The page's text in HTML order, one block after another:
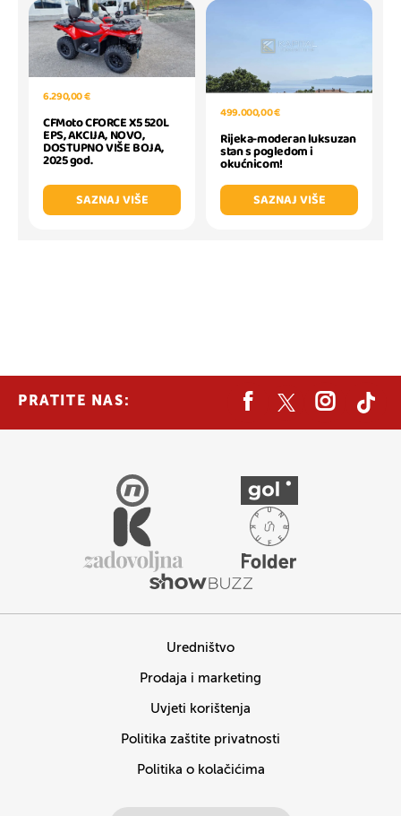
6.290,00 €
CFMoto CFORCE X5 520L
EPS, AKCIJA, NOVO,
DOSTUPNO VIŠE BOJA,
2025 god.
SAZNAJ VIŠE
499.000,00 €
Rijeka-moderan luksuzan
stan s pogledom i
okućnicom!
SAZNAJ VIŠE
PRATITE NAS:
Uredništvo
Prodaja i marketing
Uvjeti korištenja
Politika zaštite privatnosti
Politika o kolačićima